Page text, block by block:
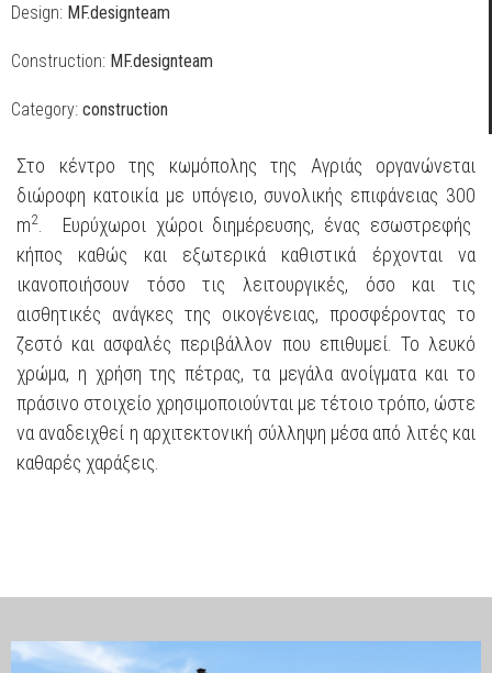
Design: MF.designteam
Construction: MF.designteam
Category: construction
Στο κέντρο της κωμόπολης της Αγριάς οργανώνεται
διώροφη κατοικία με υπόγειο, συνολικής επιφάνειας 300
m2
. Ευρύχωροι χώροι διημέρευσης, ένας εσωστρεφής
κήπος καθώς και εξωτερικά καθιστικά έρχονται να
ικανοποιήσουν τόσο τις λειτουργικές, όσο και τις
αισθητικές ανάγκες της οικογένειας, προσφέροντας το
ζεστό και ασφαλές περιβάλλον που επιθυμεί. Το λευκό
χρώμα, η χρήση της πέτρας, τα μεγάλα ανοίγματα και το
πράσινο στοιχείο χρησιμοποιούνται με τέτοιο τρόπο, ώστε
να αναδειχθεί η αρχιτεκτονική σύλληψη μέσα από λιτές και
καθαρές χαράξεις.